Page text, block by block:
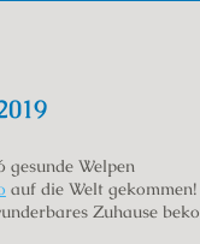
gesunde Welpen
auf die Welt gekommen!
Zuhause